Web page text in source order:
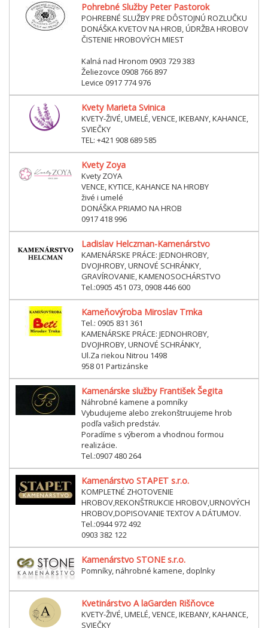
Pohrebné Služby Peter Pastorok
POHREBNÉ SLUŽBY PRE DÔSTOJNÚ ROZLUČKU
DONÁŠKA KVETOV NA HROB, ÚDRŽBA HROBOV
ČISTENIE HROBOVÝCH MIEST
Kalná nad Hronom 0903 729 383
Želiezovce 0908 766 897
Levice 0917 774 976
Kvety Marieta Svinica
KVETY-ŽIVÉ, UMELÉ, VENCE, IKEBANY, KAHANCE,
SVIEČKY
TEL: +421 908 689 585
Kvety Zoya
Kvety ZOYA
VENCE, KYTICE, KAHANCE NA HROBY
živé i umelé
DONÁŠKA PRIAMO NA HROB
0917 418 996
Ladislav Helczman-Kamenárstvo
KAMENÁRSKE PRÁCE: JEDNOHROBY,
DVOJHROBY, URNOVÉ SCHRÁNKY,
GRAVÍROVANIE, KAMENOSOCHÁRSTVO
Tel.:0905 451 073, 0908 446 600
Kameňovýroba Miroslav Trnka
Tel.: 0905 831 361
KAMENÁRSKE PRÁCE: JEDNOHROBY,
DVOJHROBY, URNOVÉ SCHRÁNKY,
Ul.Za riekou Nitrou 1498
958 01 Partizánske
Kamenárske služby František Šegita
Náhrobné kamene a pomníky
Vybudujeme alebo zrekonštruujeme hrob
podľa vašich predstáv.
Poradíme s výberom a vhodnou formou
realizácie.
Tel.:0907 480 264
Kamenárstvo STAPET s.r.o.
KOMPLETNÉ ZHOTOVENIE
HROBOV,REKONŠTRUKCIE HROBOV,URNOVÝCH
HROBOV,DOPISOVANIE TEXTOV A DÁTUMOV.
Tel.:0944 972 492
0903 382 122
Kamenárstvo STONE s.r.o.
Pomníky, náhrobné kamene, doplnky
Kvetinárstvo A laGarden Rišňovce
KVETY-ŽIVÉ, UMELÉ, VENCE, IKEBANY, KAHANCE,
SVIEČKY